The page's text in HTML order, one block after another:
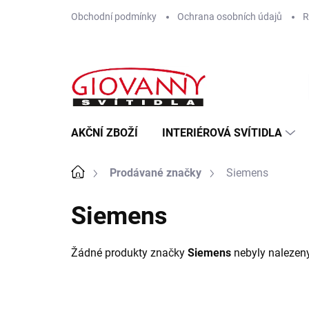
Obchodní podmínky Ochrana osobních údajů
AKČNÍ ZBOŽÍ INTERIÉROVÁ SVÍTIDLA
DomůProdávané značky Siemens
Siemens
Žádné produkty značky Siemens nebyly